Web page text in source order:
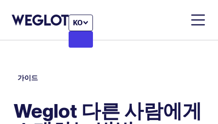
KO
가이드
Weglot 다른 사람에게